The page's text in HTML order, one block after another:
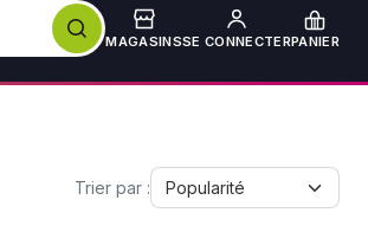
MAGASINSSE CONNECTERPANIER
Trier par :